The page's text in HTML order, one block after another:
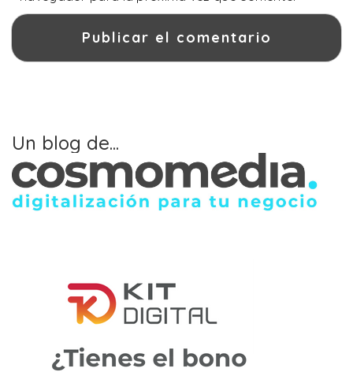
Un blog de...